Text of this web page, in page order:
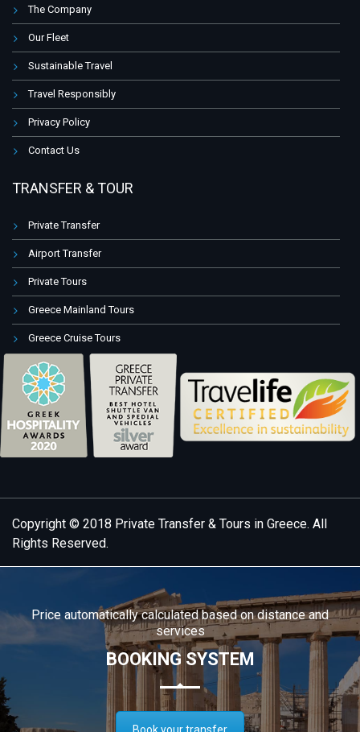
The Company
Our Fleet
Sustainable Travel
Travel Responsibly
Privacy Policy
Contact Us
TRANSFER & TOUR
Private Transfer
Airport Transfer
Private Tours
Greece Mainland Tours
Greece Cruise Tours
Copyright © 2018 Private Transfer & Tours in Greece. All
Rights Reserved.
Price automatically calculated based on distance and
services
BOOKING SYSTEM